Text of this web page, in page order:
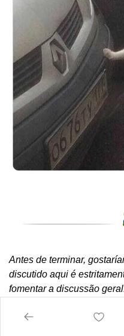
Antes de terminar,
discutido aqui é
fomentar a discussão
para qualquer indivíduo.